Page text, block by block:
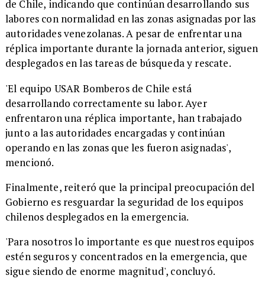
de Chile, indicando que continúan desarrollando sus
labores con normalidad en las zonas asignadas por las
autoridades venezolanas. A pesar de enfrentar una
réplica importante durante la jornada anterior, siguen
desplegados en las tareas de búsqueda y rescate.
'El equipo USAR Bomberos de Chile está
desarrollando correctamente su labor. Ayer
enfrentaron una réplica importante, han trabajado
junto a las autoridades encargadas y continúan
operando en las zonas que les fueron asignadas',
mencionó.
Finalmente, reiteró que la principal preocupación del
Gobierno es resguardar la seguridad de los equipos
chilenos desplegados en la emergencia.
​'Para nosotros lo importante es que nuestros equipos
estén seguros y concentrados en la emergencia, que
sigue siendo de enorme magnitud', concluyó.